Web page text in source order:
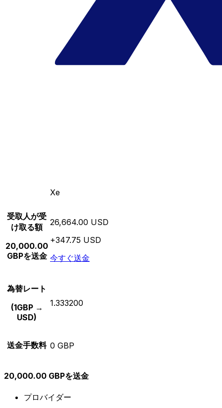
Xe
受取人が受
け取る額
20,000.00
GBPを送金
26,664.00 USD
+347.75 USD
今すぐ送金
為替レート
(1GBP →
USD)
1.333200
送金手数料 0 GBP
20,000.00 GBPを送金
プロバイダー